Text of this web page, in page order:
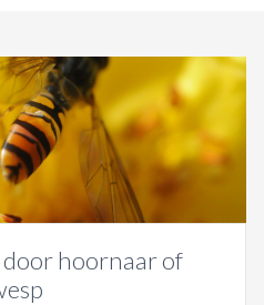
hoornaar of